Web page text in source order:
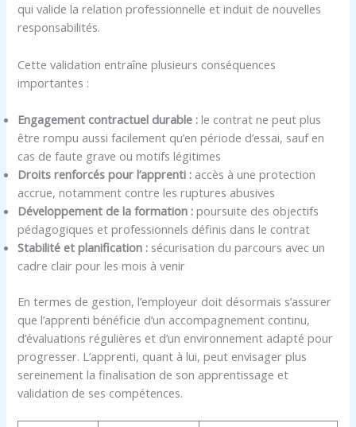
qui valide la relation professionnelle et induit de nouvelles
responsabilités.
Cette validation entraîne plusieurs conséquences
importantes :
Engagement contractuel durable : le contrat ne peut plus
être rompu aussi facilement qu’en période d’essai, sauf en
cas de faute grave ou motifs légitimes
Droits renforcés pour l’apprenti : accès à une protection
accrue, notamment contre les ruptures abusives
Développement de la formation : poursuite des objectifs
pédagogiques et professionnels définis dans le contrat
Stabilité et planification : sécurisation du parcours avec un
cadre clair pour les mois à venir
En termes de gestion, l’employeur doit désormais s’assurer
que l’apprenti bénéficie d’un accompagnement continu,
d’évaluations régulières et d’un environnement adapté pour
progresser. L’apprenti, quant à lui, peut envisager plus
sereinement la finalisation de son apprentissage et
validation de ses compétences.